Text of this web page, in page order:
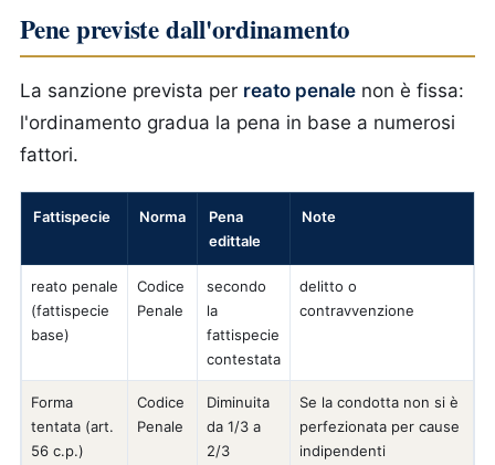
Pene previste dall'ordinamento
La sanzione prevista per reato penale non è fissa:
l'ordinamento gradua la pena in base a numerosi
fattori.
Fattispecie Norma
Pena
edittale
Note
reato penale
(fattispecie
base)
Codice
Penale
secondo
la
fattispecie
contestata
delitto o
contravvenzione
Forma
tentata (art.
56 c.p.)
Codice
Penale
Diminuita
da 1/3 a
2/3
Se la condotta non si è
perfezionata per cause
indipendenti